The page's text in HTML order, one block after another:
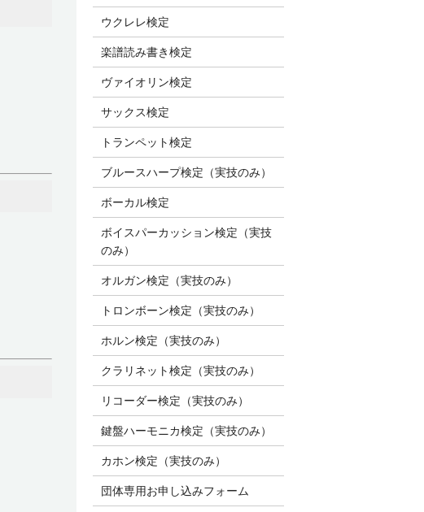
ウクレレ検定
楽譜読み書き検定
ヴァイオリン検定
サックス検定
トランペット検定
ブルースハープ検定（実技のみ）
ボーカル検定
ボイスパーカッション検定（実技
のみ）
オルガン検定（実技のみ）
トロンボーン検定（実技のみ）
ホルン検定（実技のみ）
クラリネット検定（実技のみ）
リコーダー検定（実技のみ）
鍵盤ハーモニカ検定（実技のみ）
カホン検定（実技のみ）
団体専用お申し込みフォーム